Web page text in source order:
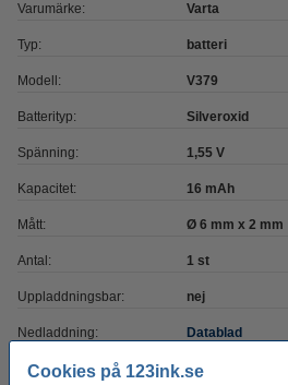
Cookies på 123ink.se
Varumärke: Varta
Typ: batteri
Modell: V379
Batterityp: Silveroxid
Spänning: 1,55 V
Kapacitet: 16 mAh
Mått: Ø 6 mm x 2 mm
Antal: 1 st
Uppladdningsbar: nej
Nedladdning: Datablad